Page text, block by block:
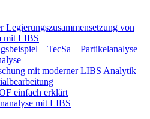
Legierungszusammensetzung von
mit LIBS
– TecSa – Partikelanalyse
mit moderner LIBS Analytik
einfach erklärt
mit LIBS